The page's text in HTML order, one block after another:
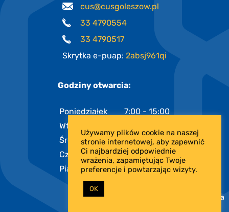
Używamy plików cookie na naszej
stronie internetowej, aby zapewnić
Ci najbardziej odpowiednie
wrażenia, zapamiętując Twoje
preferencje i powtarzając wizyty.
OK
cus@cusgoleszow.pl
33 4790554
33 4790517
Skrytka e-puap: 2absj961qi
Godziny otwarcia:
Poniedziałek
7:00 - 15:00
Wtorek
Środa
7:00 - 17:00
Czwartek
7:00 - 15:00
Piątek
7:00 - 13:00